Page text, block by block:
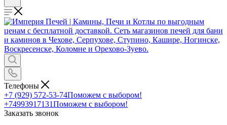
Телефоны
+7 (929) 572-53-74Поможем с выбором!
+74993917131Поможем с выбором!
Заказать звонок